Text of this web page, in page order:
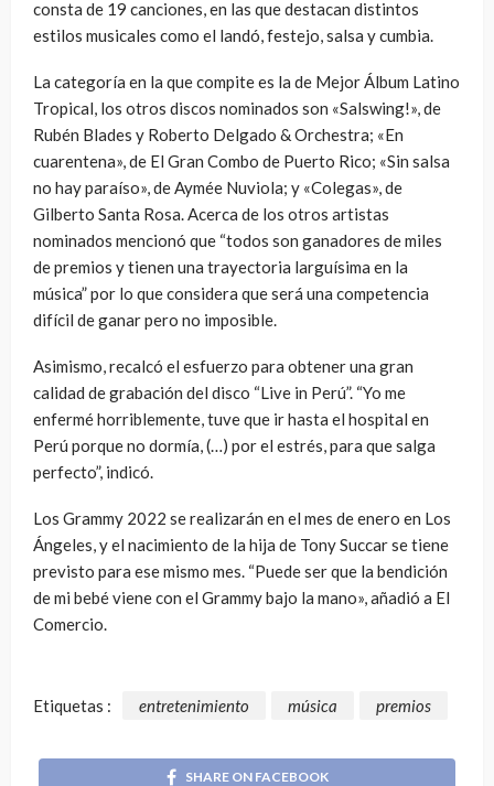
consta de 19 canciones, en las que destacan distintos
estilos musicales como el landó, festejo, salsa y cumbia.
La categoría en la que compite es la de Mejor Álbum Latino
Tropical, los otros discos nominados son «Salswing!», de
Rubén Blades y Roberto Delgado & Orchestra; «En
cuarentena», de El Gran Combo de Puerto Rico; «Sin salsa
no hay paraíso», de Aymée Nuviola; y «Colegas», de
Gilberto Santa Rosa. Acerca de los otros artistas
nominados mencionó que “todos son ganadores de miles
de premios y tienen una trayectoria larguísima en la
música” por lo que considera que será una competencia
difícil de ganar pero no imposible.
Asimismo, recalcó el esfuerzo para obtener una gran
calidad de grabación del disco “Live in Perú”. “Yo me
enfermé horriblemente, tuve que ir hasta el hospital en
Perú porque no dormía, (…) por el estrés, para que salga
perfecto”, indicó.
Los Grammy 2022 se realizarán en el mes de enero en Los
Ángeles, y el nacimiento de la hija de Tony Succar se tiene
previsto para ese mismo mes. “Puede ser que la bendición
de mi bebé viene con el Grammy bajo la mano», añadió a El
Comercio.
Etiquetas : entretenimiento música premios
SHARE ON FACEBOOK